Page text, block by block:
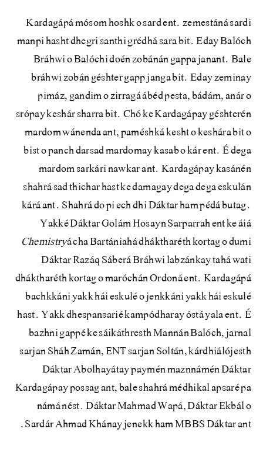
Kardagápá mósom hoshk o sard ent. zemestáná sardi
manpi hasht dhegri santhi grédhá sara bit. Eday Balóch
Bráhwi o Balóchi doén zobánán gappa janant. Bale
bráhwi zobán géshter gapp janga bit. Eday zeminay
pimáz, gandim o zirragá ábéd pesta, bádám, anár o
srópay keshár sharra bit. Chó ke Kardagápay géshterén
mardom wánenda ant, paméshká kesht o keshára bit o
bist o panch darsad mardomay kasab o kár ent. É dega
mardom sarkári nawkar ant. Kardagápay kasánén
shahrá sad thichar hast ke damagay dega dega eskulán
kárá ant. Shahrá do pi ech dhi Dáktar ham pédá butag.
Yakké Dáktar Golám Hosayn Sarparrah ent ke áiá
Chemistryá cha Bartániahá dháktharéth kortag o dumi
Dáktar Razáq Sáberá Bráhwi labzánkay tahá wati
dháktharéth kortag o maróchán Ordoná ent. Kardagápá
bachkkáni yakk hái eskulé o jenkkáni yakk hái eskulé
hast. Yakk dhespansarié kampódharay óstá yala ent. É
bazhni gappé ke sáikáthresth Mannán Balóch, jarnal
sarjan Sháh Zamán, ENT sarjan Soltán, kárdhiálójesth
Dáktar Abolhayátay paymén maznnámén Dáktar
Kardagápay possag ant, bale shahrá médhikal apsaré pa
námá nést. Dáktar Mahmad Wapá, Dáktar Ekbál o
Sardár Ahmad Khánay jenekk ham MBBS Dáktar ant.